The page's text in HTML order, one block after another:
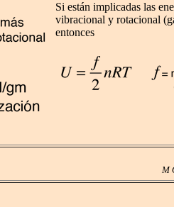
Si están implicadas las
vibracional y rotacional
entonces
M